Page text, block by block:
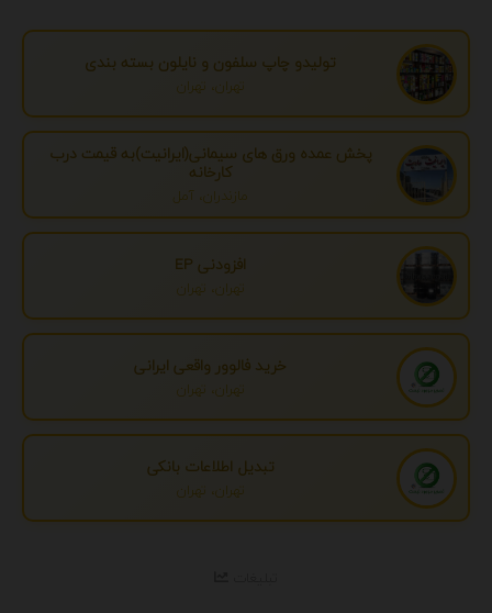
تولیدو چاپ سلفون و نایلون بسته بندی
تهران، تهران
پخش عمده ورق های سیمانی(ایرانیت)به قیمت درب
کارخانه
مازندران، آمل
افزودنی EP
تهران، تهران
خرید فالوور واقعی ایرانی
تهران، تهران
تبدیل اطلاعات بانکی
تهران، تهران